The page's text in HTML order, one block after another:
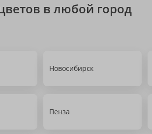
в любой город
Новосибирск
Пенза